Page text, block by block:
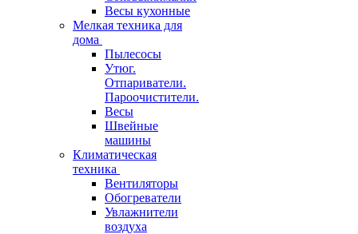
Весы кухонные
Мелкая техника для
дома
Пылесосы
Утюг.
Отпариватели.
Пароочистители.
Весы
Швейные
машины
Климатическая
техника
Вентиляторы
Обогреватели
Увлажнители
воздуха